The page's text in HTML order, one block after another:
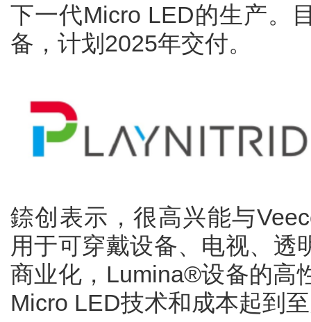
下一代Micro LED的生产。
备，计划2025年交付。
錼创表示，很高兴能与
用于可穿戴设备、电视、透
商业化，Lumina®设备的高
Micro LED技术和成本起到